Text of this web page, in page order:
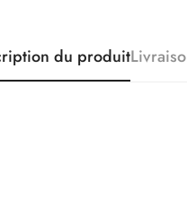
du produit